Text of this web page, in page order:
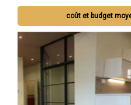
coût et budget